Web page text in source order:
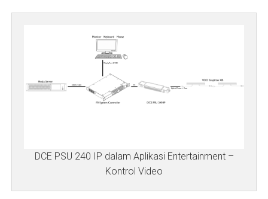
DCE PSU 240 IP dalam Aplikasi Entertainment –
Kontrol Video